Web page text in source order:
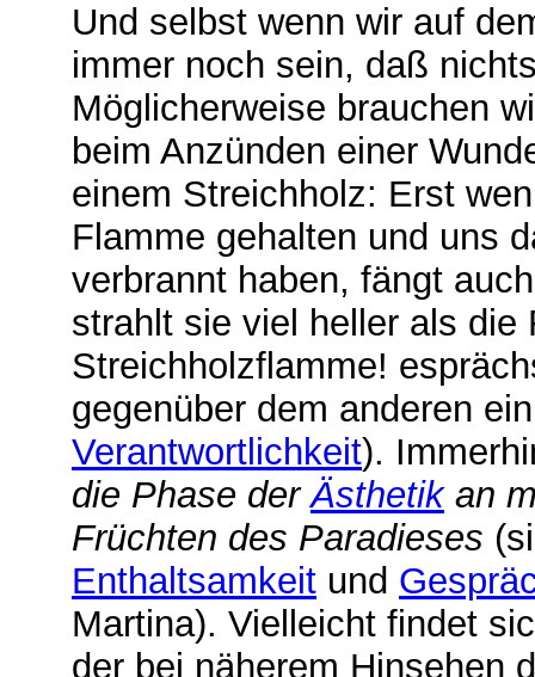
Und selbst wenn wir auf
immer noch sein, daß
Möglicherweise brauchen
beim Anzünden einer
einem Streichholz: Erst
Flamme gehalten und uns
verbrannt haben, fängt
strahlt sie viel heller als die
Streichholzflamme!
gegenüber dem anderen
Verantwortlichkeit).
die Phase derÄsthetikan
Früchten des Paradieses
Enthaltsamkeit und
Martina). Vielleicht findet
der bei näherem Hinsehen